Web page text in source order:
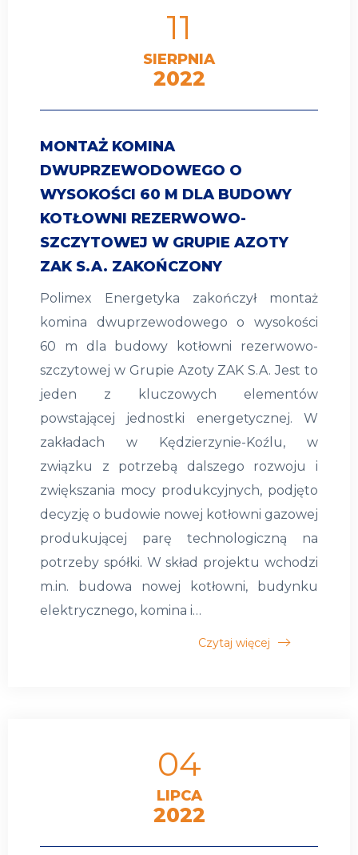
11
SIERPNIA
2022
MONTAŻ KOMINA
DWUPRZEWODOWEGO O
WYSOKOŚCI 60 M DLA BUDOWY
KOTŁOWNI REZERWOWO-
SZCZYTOWEJ W GRUPIE AZOTY
ZAK S.A. ZAKOŃCZONY
Polimex Energetyka zakończył montaż
komina dwuprzewodowego o wysokości
60 m dla budowy kotłowni rezerwowo-
szczytowej w Grupie Azoty ZAK S.A. Jest to
jeden z kluczowych elementów
powstającej jednostki energetycznej. W
zakładach w Kędzierzynie-Koźlu, w
związku z potrzebą dalszego rozwoju i
zwiększania mocy produkcyjnych, podjęto
decyzję o budowie nowej kotłowni gazowej
produkującej parę technologiczną na
potrzeby spółki. W skład projektu wchodzi
m.in. budowa nowej kotłowni, budynku
elektrycznego, komina i…
Czytaj więcej
04
LIPCA
2022